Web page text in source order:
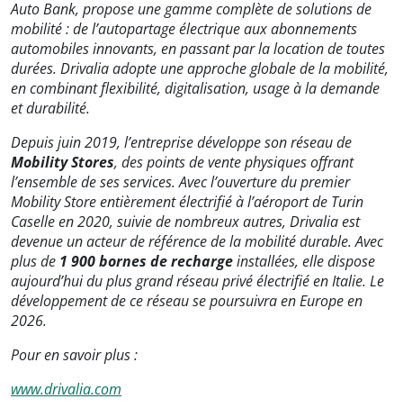
Auto Bank, propose une gamme complète de solutions de
mobilité : de l’autopartage électrique aux abonnements
automobiles innovants, en passant par la location de toutes
durées. Drivalia adopte une approche globale de la mobilité,
en combinant flexibilité, digitalisation, usage à la demande
et durabilité.
Depuis juin 2019, l’entreprise développe son réseau de
Mobility Stores, des points de vente physiques offrant
l’ensemble de ses services. Avec l’ouverture du premier
Mobility Store entièrement électrifié à l’aéroport de Turin
Caselle en 2020, suivie de nombreux autres, Drivalia est
devenue un acteur de référence de la mobilité durable. Avec
plus de 1 900 bornes de rechargeinstallées, elle dispose
aujourd’hui du plus grand réseau privé électrifié en Italie. Le
développement de ce réseau se poursuivra en Europe en
2026.
Pour en savoir plus :
www.drivalia.com